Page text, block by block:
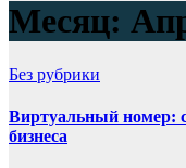
Месяц:
Без рубрики
Виртуальный номер:
бизнеса